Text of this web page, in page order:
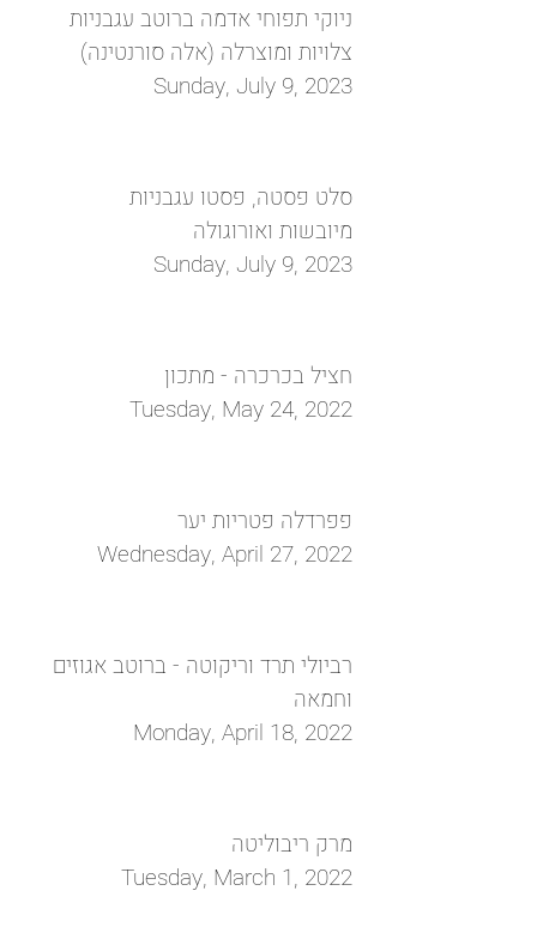
ניוקי תפוחי אדמה ברוטב עגבניות
צלויות ומוצרלה (אלה סורנטינה)
Sunday, July 9, 2023
סלט פסטה, פסטו עגבניות
מיובשות ואורוגולה
Sunday, July 9, 2023
חציל בכרכרה - מתכון
Tuesday, May 24, 2022
פפרדלה פטריות יער
Wednesday, April 27, 2022
רביולי תרד וריקוטה - ברוטב אגוזים
וחמאה
Monday, April 18, 2022
מרק ריבוליטה
Tuesday, March 1, 2022